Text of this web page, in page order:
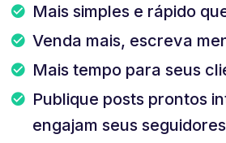
Mais simples e rápido
Venda mais, escreva
Mais tempo para seus
Publique posts prontos
engajam seus